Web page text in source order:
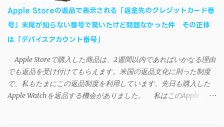
ト版かを確認したい ） 2.ダウンロードしたファイルを解凍後、
（自分はProgram Filesの中に移動させちゃいました）フォルダの
中にある SAO Utils.exe を実行。 3.アップデートがある場合は起動
時に知らせてくれるので、パッチをダウンロードしましょう。 ダ
て切り取り、先ほどダウンロードした SAO Utilsフォルダ へ貼り付
け、新しいファイルへ置き換えることで適用できます。 起動方法
と各種設定 アップデートが完了したら改めて SAO Utils.exe を起動
すると、アニメで見覚えのあるスプラッシュウィンドウがSEとと
Apple Storeの返品で表示される「返金先のクレジットカード番
号」末尾が知らない番号で驚いたけど問題なかった件 その正体
は「デバイスアカウント番号」
Apple Storeで購入した商品は、2週間以内であればいかなる理由
でも返品を受け付けてもらえます。米国の返品文化に則った制度
で、私もたまにこの返品制度を利用しています。先日も購入した
Apple Watchを返品する機会がありました。 私はこのApple